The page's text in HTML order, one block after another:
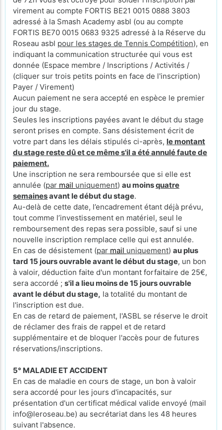
virement au compte FORTIS BE21 0015 0888 3803
adressé à la Smash Academy asbl (ou au compte
FORTIS BE70 0015 0683 9325 adressé à la Réserve du
Roseau asbl pour les stages de Tennis Compétition), en
indiquant la communication structurée qui vous est
donnée (Espace membre / Inscriptions / Activités /
(cliquer sur trois petits points en face de l'inscription)
Payer / Virement)
Aucun paiement ne sera accepté en espèce le premier
jour du stage.
Seules les inscriptions payées avant le début du stage
seront prises en compte. Sans désistement écrit de
votre part dans les délais stipulés ci-après, le montant
du stage reste dû et ce même s'il a été annulé faute de
paiement.
Une inscription ne sera remboursée que si elle est
annulée (par mail uniquement) au moinsquatre
semainesavant le début du stage.
Au-delà de cette date, l’encadrement étant déjà prévu,
tout comme l’investissement en matériel, seul le
remboursement des repas sera possible, sauf si une
nouvelle inscription remplace celle qui est annulée.
En cas de désistement (par mail uniquement) au plus
tard 15 jours ouvrable avant le début du stage, un bon
à valoir, déduction faite d'un montant forfaitaire de 25€,
sera accordé ; s'il a lieu moins de 15 jours ouvrable
avant le début du stage, la totalité du montant de
l'inscription est due.
En cas de retard de paiement, l'ASBL se réserve le droit
de réclamer des frais de rappel et de retard
supplémentaire et de bloquer l'accès pour de futures
réservations/inscriptions.
5° MALADIE ET ACCIDENT
En cas de maladie en cours de stage, un bon à valoir
sera accordé pour les jours d'incapacités, sur
présentation d'un certificat médical valide envoyé (mail
info@leroseau.be) au secrétariat dans les 48 heures
suivant l'absence.